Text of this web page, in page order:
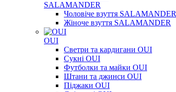
SALAMANDER
Чоловіче взуття SALAMANDER
Жіноче взуття SALAMANDER
OUI
Светри та кардигани OUI
Сукні OUI
Футболки та майки OUI
Штани та джинси OUI
Піджаки OUI